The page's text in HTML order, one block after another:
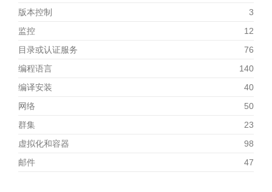
版本控制
3
监控
12
目录或认证服务
76
编程语言
140
编译安装
40
网络
50
群集
23
虚拟化和容器
98
邮件
47